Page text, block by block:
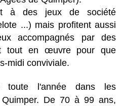
à des jeux de société
...) mais profitent aussi
accompagnés par des
tout en œuvre pour que
midi conviviale.
toute l'année dans les
De 70 à 99 ans,